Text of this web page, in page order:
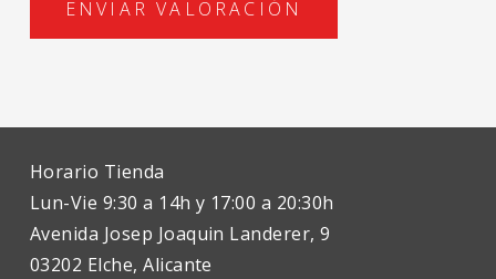
Horario Tienda
Lun-Vie 9:30 a 14h y 17:00 a 20:30h
Avenida Josep Joaquin Landerer, 9
03202 Elche, Alicante